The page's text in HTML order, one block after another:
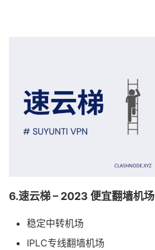
6.速云梯 – 2023 便宜翻墙机场
稳定中转机场
IPLC专线翻墙机场